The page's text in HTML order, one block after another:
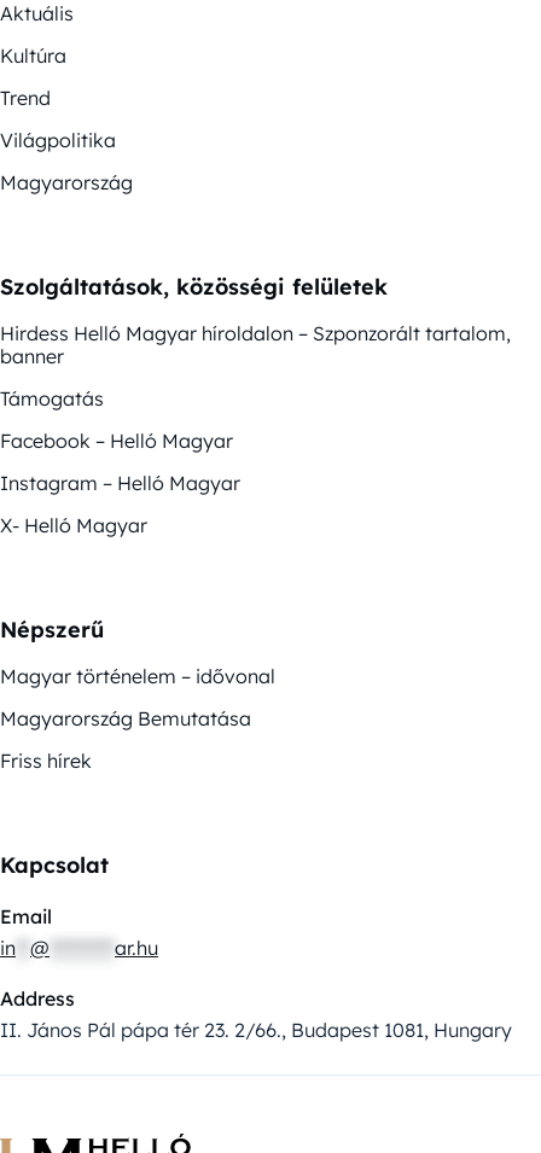
Aktuális
Kultúra
Trend
Világpolitika
Magyarország
Szolgáltatások, közösségi felületek
Hirdess Helló Magyar híroldalon – Szponzorált tartalom,
banner
Támogatás
Facebook – Helló Magyar
Instagram – Helló Magyar
X- Helló Magyar
Népszerű
Magyar történelem – idővonal
Magyarország Bemutatása
Friss hírek
Kapcsolat
Email
in @ ar.hu
Address
II. János Pál pápa tér 23. 2/66., Budapest 1081, Hungary